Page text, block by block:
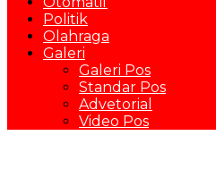
Politik
Olahraga
Galeri
Galeri Pos
Standar Pos
Advetorial
Video Pos